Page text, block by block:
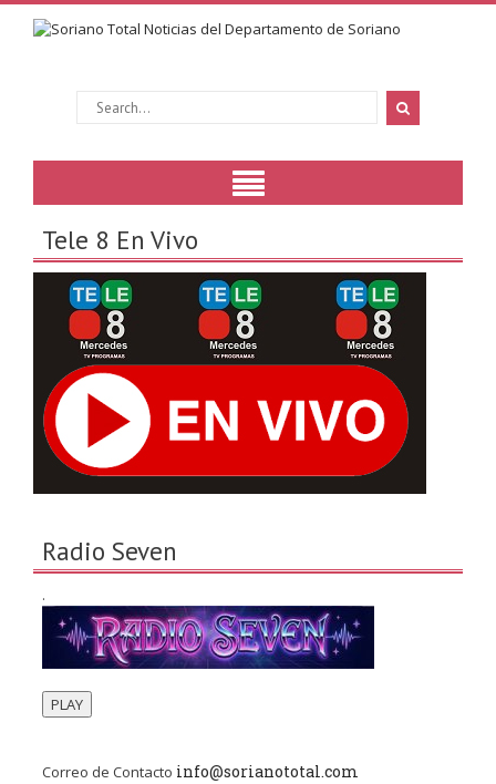
Tele 8 En Vivo
Radio Seven
.
PLAY
Correo de Contacto info@sorianototal.com